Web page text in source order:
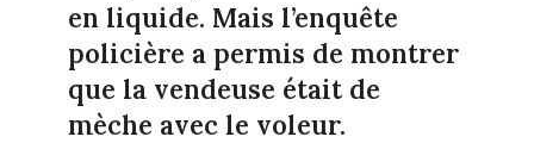
en liquide. Mais l’enquête
policière a permis de montrer
que la vendeuse était de
mèche avec le voleur.